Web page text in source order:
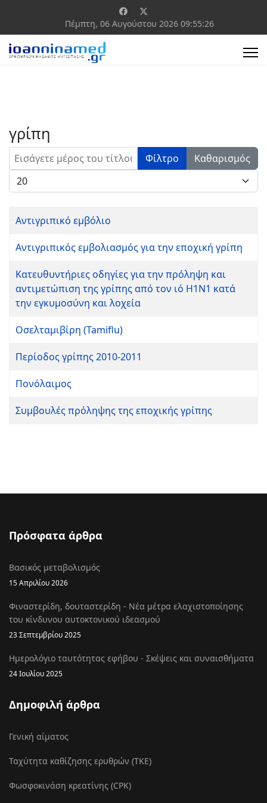
Πέμπτη, 06 Αυγούστου 2026 09:55:26
γρίπη
Εισάγετε μέρος του τίτλου. Φίλτρο
Καθαρισμός
Εμφάνιση #
Αντιγριπικό εμβόλιο
Αντιγριπικός εμβολιασμός για την εποχική γρίπη
Κατευθυντήριες οδηγίες για την πρόληψη και
αντιμετώπιση της γρίπης από τον ιό Η1Ν1 κατά
την εγκυμοσύνη και λοχεία
Οσελταμιβίρη (Tamiflu)
Περίοδος γρίπης 2010-2011
Πονόλαιμος
Συμβουλές πρόληψης της εποχικής γρίπης
Πρόσφατα άρθρα
Βασικός μεταβολισμός
15 Απριλίου 2026
Φιναστερίδη, δουταστερίδη - Νέα μέτρα ελαχιστοποίησης
του κίνδυνου αυτοκτονικού ιδεασμού
23 Σεπτεμβρίου 2025
Ημερολόγιο ταυτότητας εφήβου - Σκέψεις και συναισθήματα
24 Ιουλίου 2025
Δημοφιλή άρθρα
Γενική αίματος
Ταχύτητα καθίζησης ερυθρών (ΤΚΕ)
Φωσφοκινάση κρεατίνης (CPK)